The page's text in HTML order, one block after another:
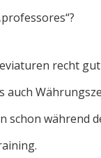
recht
auch
schon während